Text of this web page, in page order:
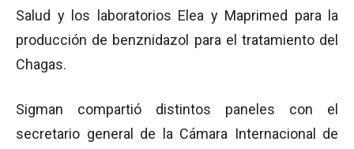
Salud y los laboratorios Elea y Maprimed para la
producción de benznidazol para el tratamiento del
Chagas.
Sigman compartió distintos paneles con el
secretario general de la Cámara Internacional de